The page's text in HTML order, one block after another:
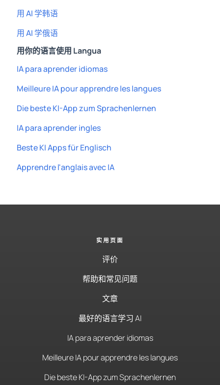
用 AI 学韩语
用 AI 学俄语
用你的语言使用 Langua
IA para aprender idiomas
Meilleure IA pour apprendre les langues
Die beste KI-App zum Sprachenlernen
IA para aprender ingles
Beste KI Apps für Englisch
Apprendre l'anglais avec IA
实用页面
评价
帮助和常见问题
文章
最好的语言学习 AI
IA para aprender idiomas
Meilleure IA pour apprendre les langues
Die beste KI-App zum Sprachenlernen